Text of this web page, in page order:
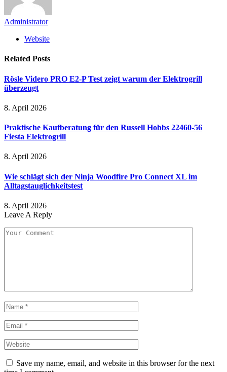
Administrator
Website
Related Posts
Rösle Videro PRO E2-P Test zeigt warum der Elektrogrill
überzeugt
8. April 2026
Praktische Kaufberatung für den Russell Hobbs 22460-56
Fiesta Elektrogrill
8. April 2026
Wie schlägt sich der Ninja Woodfire Pro Connect XL im
Alltagstauglichkeitstest
8. April 2026
Leave A Reply
Save my name, email, and website in this browser for the next